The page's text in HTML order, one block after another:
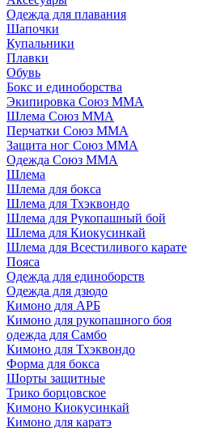
Одежда для плавания
Шапочки
Купальники
Плавки
Обувь
Бокс и единоборства
Экипировка Союз ММА
Шлема Союз ММА
Перчатки Союз ММА
Защита ног Союз ММА
Одежда Союз ММА
Шлема
Шлема для бокса
Шлема для Тхэквондо
Шлема для Рукопашный бой
Шлема для Киокусинкай
Шлема для Всестиливого карате
Пояса
Одежда для единоборств
Одежда для дзюдо
Кимоно для АРБ
Кимоно для рукопашного боя
одежда для Самбо
Кимоно для Тхэквондо
Форма для бокса
Шорты защитные
Трико борцовское
Кимоно Киокусинкай
Кимоно для каратэ